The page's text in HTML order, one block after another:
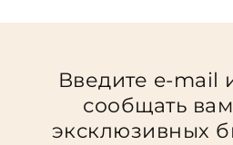
Введите e-mail
сообщать
эксклюзивных